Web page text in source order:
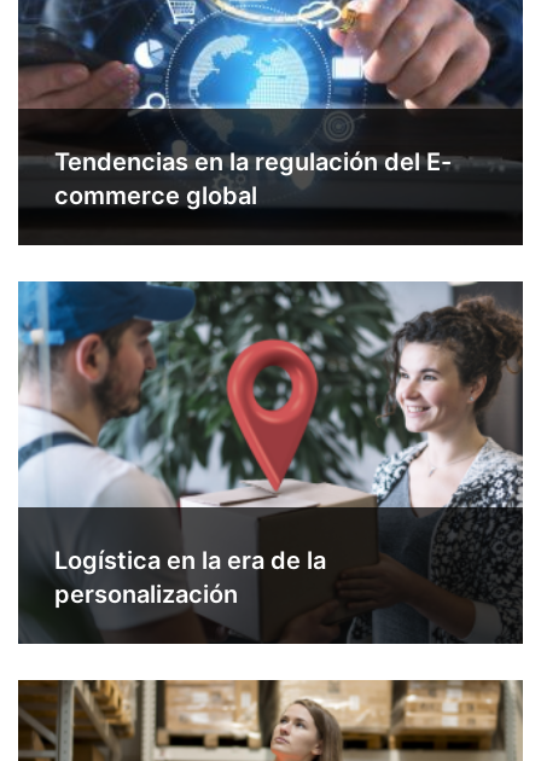
Tendencias en la regulación del E-
commerce global
Logística en la era de la
personalización